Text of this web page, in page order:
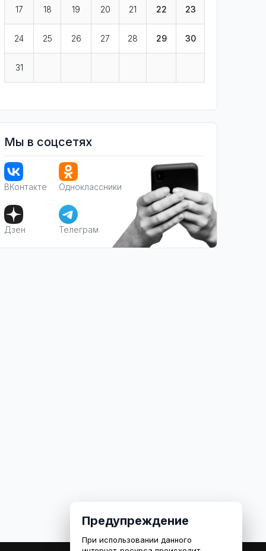
17 18 19 20 21 22 23
24 25 26 27 28 29 30
31
Мы в соцсетях
ВКонтакте Одноклассники
Дзен Телеграм
Предупреждение
При использовании данного